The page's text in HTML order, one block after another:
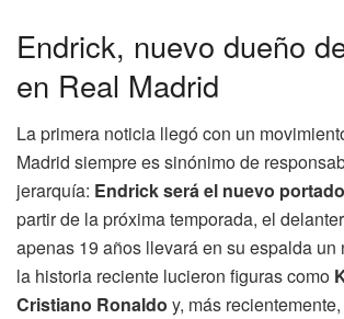
Endrick, nuevo dueño
en Real Madrid
La primera noticia llegó con un
Madrid siempre es sinónimo de
jerarquía: Endrick será el nuevo
partir de la próxima temporada, el
apenas 19 años llevará en su espalda un
la historia reciente lucieron figuras como
Cristiano Ronaldo y, más recientemente,